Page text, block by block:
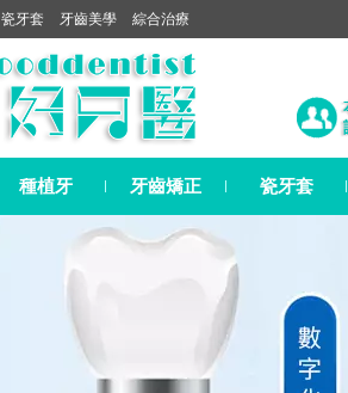
瓷牙套 牙齒美學 綜合治療
種植牙 牙齒矯正 瓷牙套